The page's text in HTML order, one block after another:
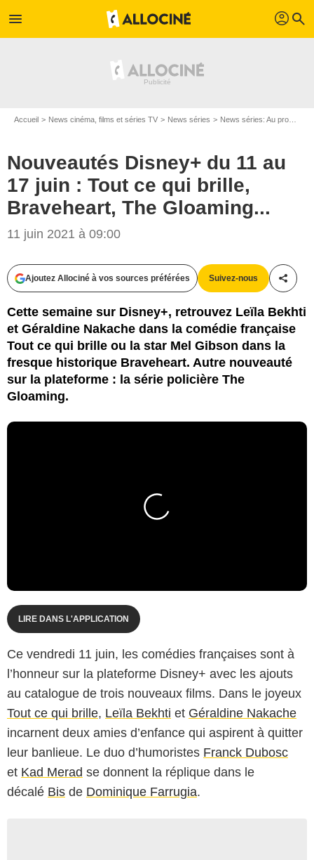
menu profil search
Accueil News cinéma, films et séries TV News séries News séries: Au programme
Nouveautés Disney+ du 11 au
17 juin : Tout ce qui brille,
Braveheart, The Gloaming...
11 juin 2021 à 09:00
Ajoutez Allociné à vos sources préférées Suivez-nous
Cette semaine sur Disney+, retrouvez Leïla Bekhti
et Géraldine Nakache dans la comédie française
Tout ce qui brille ou la star Mel Gibson dans la
fresque historique Braveheart. Autre nouveauté
sur la plateforme : la série policière The
Gloaming.
LIRE DANS L'APPLICATION
Ce vendredi 11 juin, les comédies françaises sont à
l’honneur sur la plateforme Disney+ avec les ajouts
au catalogue de trois nouveaux films. Dans le joyeux
Tout ce qui brille, Leïla Bekhti et Géraldine Nakache
incarnent deux amies d’enfance qui aspirent à quitter
leur banlieue. Le duo d’humoristes Franck Dubosc
et Kad Merad se donnent la réplique dans le
décalé Bis de Dominique Farrugia.